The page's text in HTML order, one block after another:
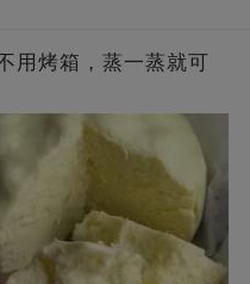
用烤箱，蒸一蒸就可